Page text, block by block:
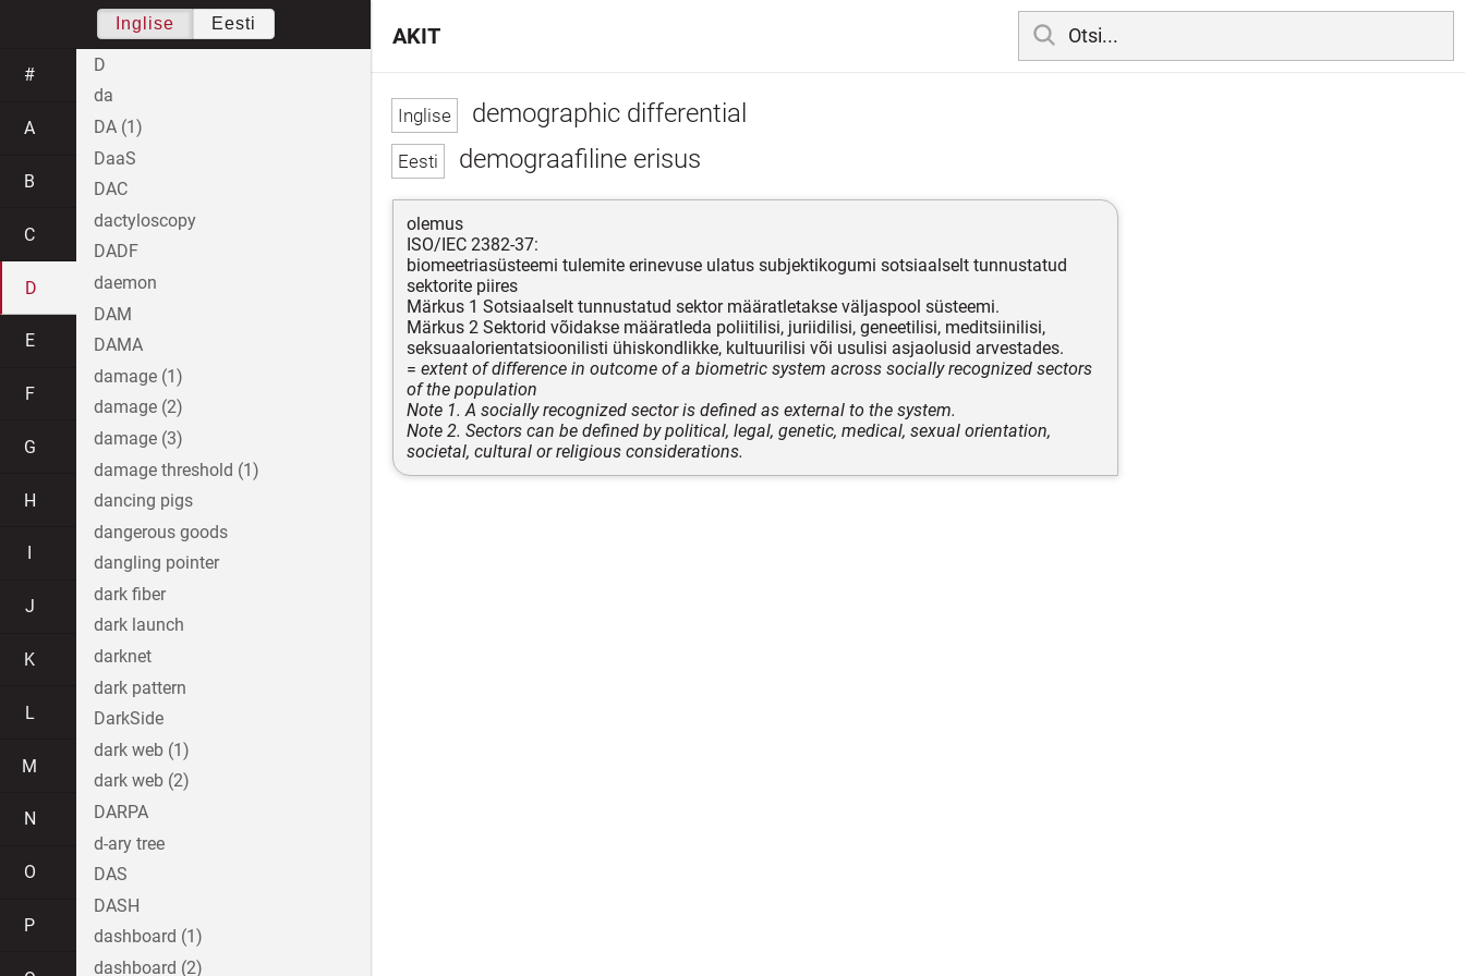
demographic differential
demograafiline erisus
olemus
ISO/IEC 2382-37:
biomeetriasüsteemi tulemite erinevuse ulatus subjektikogumi sotsiaalselt tunnustatud
sektorite piires
Märkus 1 Sotsiaalselt tunnustatud sektor määratletakse väljaspool süsteemi.
Märkus 2 Sektorid võidakse määratleda poliitilisi, juriidilisi, geneetilisi, meditsiinilisi,
seksuaalorientatsioonilisti ühiskondlikke, kultuurilisi või usulisi asjaolusid arvestades.
= extent of difference in outcome of a biometric system across socially recognized sectors
of the population
Note 1. A socially recognized sector is defined as external to the system.
Note 2. Sectors can be defined by political, legal, genetic, medical, sexual orientation,
societal, cultural or religious considerations.
AKIT
Inglise Eesti
#
A
B
C
D
E
F
G
H
J
K
L
M
N
O
P
D
da
DA (1)
DaaS
DAC
dactyloscopy
DADF
daemon
DAM
DAMA
damage (1)
damage (2)
damage (3)
damage threshold (1)
dancing pigs
dangerous goods
dangling pointer
dark fiber
dark launch
darknet
dark pattern
DarkSide
dark web (1)
dark web (2)
DARPA
d-ary tree
DAS
DASH
dashboard (1)
dashboard (2)